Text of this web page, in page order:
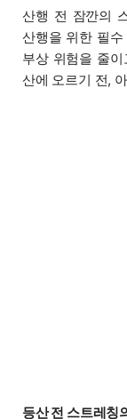
산행 전 잠깐의
산행을 위한 필
부상 위험을 줄
산에 오르기 전,
등산 전 스트레칭